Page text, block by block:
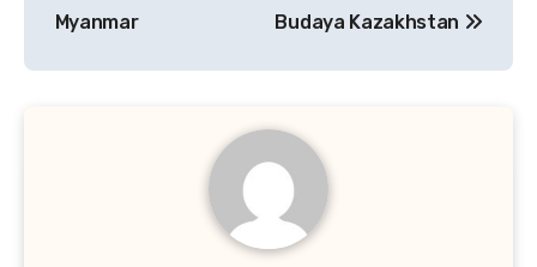
Myanmar
Budaya Kazakhstan